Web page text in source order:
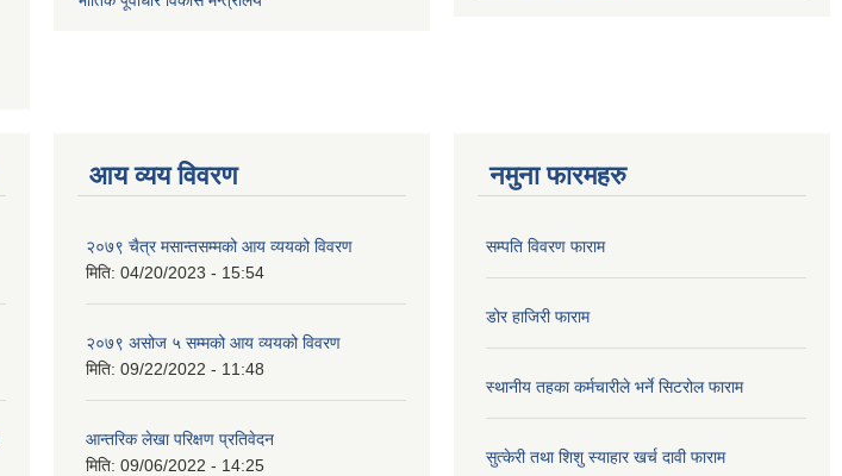
आय व्यय विवरण
२०७९ चैत्र मसान्तसम्मको आय व्ययको विवरण
मिति: 04/20/2023 - 15:54
२०७९ असोज ५ सम्मको आय व्ययको विवरण
मिति: 09/22/2022 - 11:48
आन्तरिक लेखा परिक्षण प्रतिवेदन
मिति: 09/06/2022 - 14:25
नमुना फारमहरु
सम्पति विवरण फाराम
डोर हाजिरी फाराम
स्थानीय तहका कर्मचारीले भर्ने सिटरोल फाराम
सुत्केरी तथा शिशु स्याहार खर्च दावी फाराम